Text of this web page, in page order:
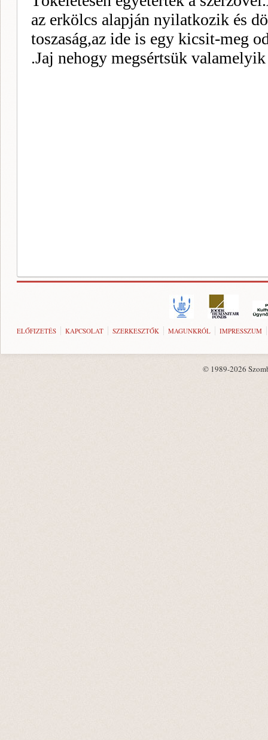
ELŐFIZETÉS KAPCSOLAT SZERKESZTŐK MAGUNKRÓL IMPRESSZUM
© 1989-2026